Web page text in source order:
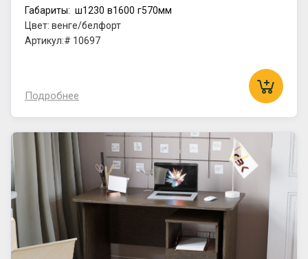
Габариты: ш1230 в1600 г570мм
Цвет: венге/белфорт
Артикул:# 10697
Подробнее